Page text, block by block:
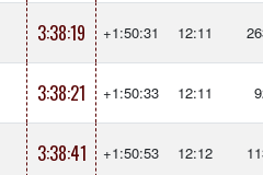
3:38:19 +1:50:31 12:11
3:38:21 +1:50:33 12:11
3:38:41 +1:50:53 12:12